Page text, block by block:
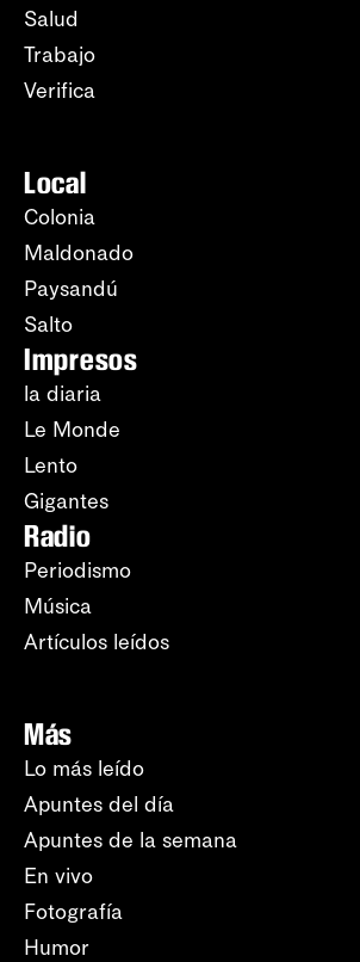
Salud
Trabajo
Verifica
Local
Colonia
Maldonado
Paysandú
Salto
Impresos
la diaria
Le Monde
Lento
Gigantes
Radio
Periodismo
Música
Artículos leídos
Más
Lo más leído
Apuntes del día
Apuntes de la semana
En vivo
Fotografía
Humor